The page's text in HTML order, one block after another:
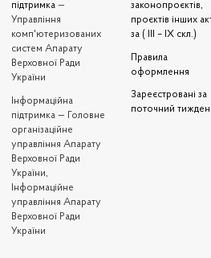
підтримка —
Управління
комп'ютеризованих
систем Апарату
Верховної Ради
України
Iнформаційна
підтримка — Головне
організаційне
управління Апарату
Верховної Ради
України,
Інформаційне
управління Апарату
Верховної Ради
України
законопроєктів,
проєктів інших
за ( III – IX скл.)
Правила
оформлення
Зареєстровані за
поточний